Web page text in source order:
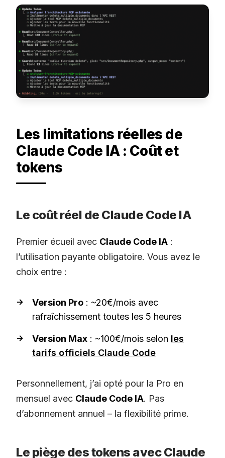
Les limitations réelles de
Claude Code IA : Coût et
tokens
Le coût réel de Claude Code IA
Premier écueil avec Claude Code IA :
l’utilisation payante obligatoire. Vous avez le
choix entre :
Version Pro : ~20€/mois avec
rafraîchissement toutes les 5 heures
Version Max : ~100€/mois selon les
tarifs officiels Claude Code
Personnellement, j’ai opté pour la Pro en
mensuel avec Claude Code IA. Pas
d’abonnement annuel – la flexibilité prime.
Le piège des tokens avec Claude